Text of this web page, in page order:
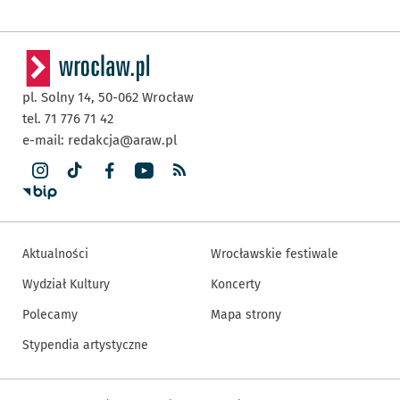
pl. Solny 14, 50-062 Wrocław
tel. 71 776 71 42
e-mail: redakcja@araw.pl
Aktualności
Wydział Kultury
Polecamy
Stypendia artystyczne
Wrocławskie festiwale
Koncerty
Mapa strony
Inne informacje